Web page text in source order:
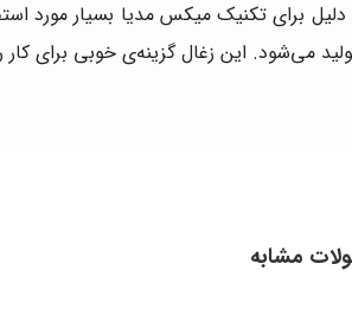
می‌شود. این زغال گزینه‌ی خوبی برای
مشابه